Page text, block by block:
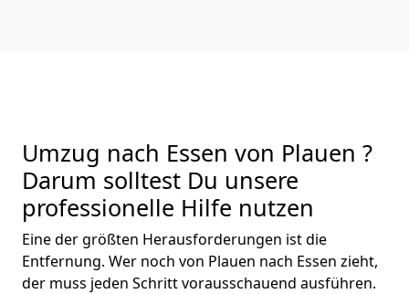
Umzug nach Essen von Plauen ?
Darum solltest Du unsere
professionelle Hilfe nutzen
Eine der größten Herausforderungen ist die
Entfernung. Wer noch von Plauen nach Essen zieht,
der muss jeden Schritt vorausschauend ausführen.